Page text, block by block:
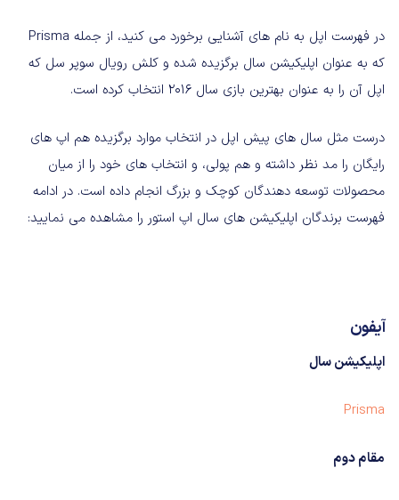
در فهرست اپل به نام های آشنایی برخورد می کنید، از جمله Prisma
که به عنوان اپلیکیشن سال برگزیده شده و کلش رویال سوپر سل که
اپل آن را به عنوان بهترین بازی سال 2016 انتخاب کرده است.
درست مثل سال های پیش اپل در انتخاب موارد برگزیده هم اپ های
رایگان را مد نظر داشته و هم پولی، و انتخاب های خود را از میان
محصولات توسعه دهندگان کوچک و بزرگ انجام داده است. در ادامه
فهرست برندگان اپلیکیشن های سال اپ استور را مشاهده می نمایید:
آیفون
اپلیکیشن سال
Prisma
مقام دوم